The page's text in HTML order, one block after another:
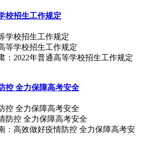
校招生工作规定
学校招生工作规定
：2022年普通高等学校招生工作规定
控 全力保障高考安全
控 全力保障高考安全
：高效做好疫情防控 全力保障高考安